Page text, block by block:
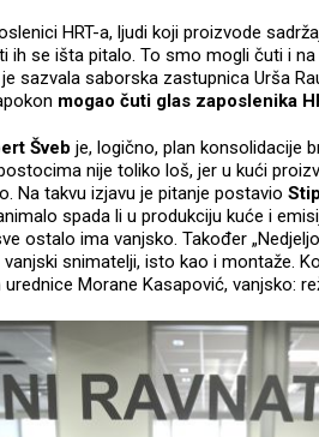
HRT-a, ljudi koji proizvode
ih se išta pitalo. To smo mogli čuti i
sazvala saborska zastupnica Urša
mogao čuti glas zaposlenika
Šveb je, logično, plan konsolidacije
nije toliko loš, jer u kući
Na takvu izjavu je pitanje postavio
spada li u produkciju kuće i
ostalo ima vanjsko. Također
snimatelji, isto kao i montaže.
Morane Kasapović, vanjsko: